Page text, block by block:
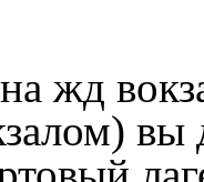
жд